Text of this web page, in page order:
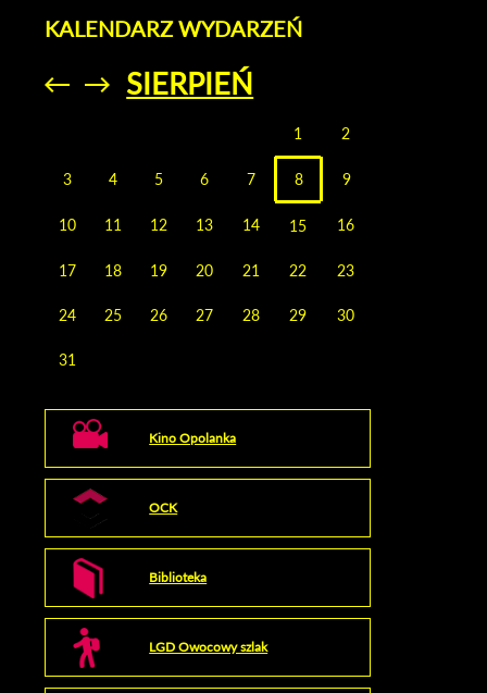
KALENDARZ WYDARZEŃ
Przejdź do
poprzedniego
Przejdź do
poprzedniego
SIERPIEŃ
1 2
3 4 5 6 7 8 9
10 11 12 13 14 15 16
17 18 19 20 21 22 23
24 25 26 27 28 29 30
31
Kino Opolanka
OCK
Biblioteka
LGD Owocowy szlak